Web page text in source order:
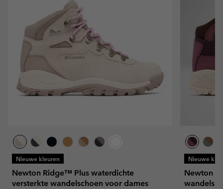
Nieuwe kleuren
Newton Ridge™ Plus waterdichte
versterkte wandelschoen voor dames
Nieuwe
Newton